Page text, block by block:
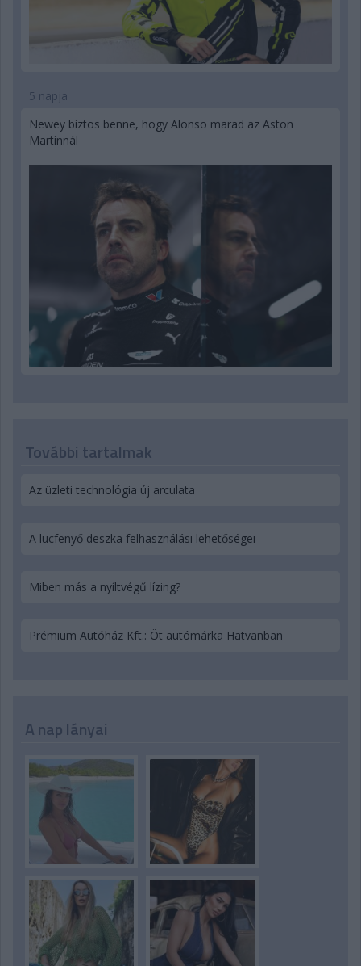
5 napja
Newey biztos benne, hogy Alonso marad az Aston
Martinnál
További tartalmak
Az üzleti technológia új arculata
A lucfenyő deszka felhasználási lehetőségei
Miben más a nyíltvégű lízing?
Prémium Autóház Kft.: Öt autómárka Hatvanban
A nap lányai